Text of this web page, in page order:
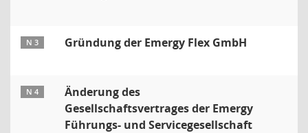
N 3 Gründung der Emergy Flex GmbH
N 4
Änderung des
Gesellschaftsvertrages der Emergy
Führungs- und Servicegesellschaft